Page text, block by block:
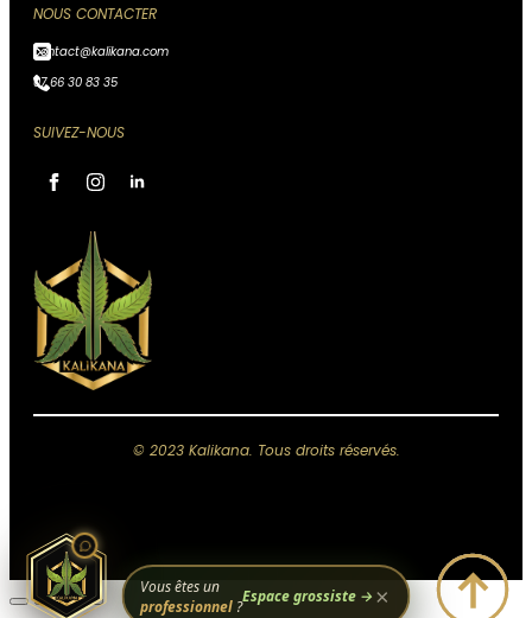
NOUS CONTACTER
contact@kalikana.com
07 66 30 83 35
SUIVEZ-NOUS
© 2023 Kalikana. Tous droits réservés.
Vous êtes un
professionnel ?Espace grossiste → ×
IA, réponses instantanées,
Conseiller disponible 24h/24